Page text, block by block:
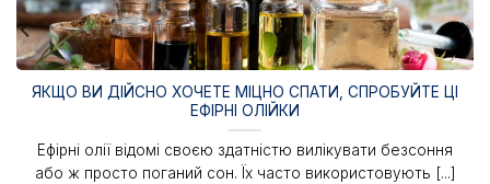
ЯКЩО ВИ ДІЙСНО ХОЧЕТЕ МІЦНО СПАТИ, СПРОБУЙТЕ ЦІ
ЕФІРНІ ОЛІЙКИ
Ефірні олії відомі своєю здатністю вилікувати безсоння
або ж просто поганий сон. Їх часто використовують [...]